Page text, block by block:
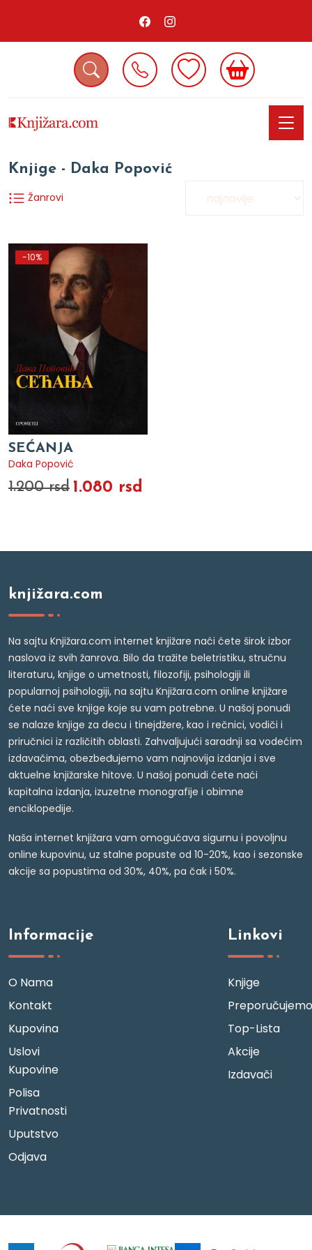
Knjige - Daka Popović
Žanrovi
-10%
SEĆANJA
Daka Popović
1.200 rsd 1.080 rsd
knjižara.com
Na sajtu Knjižara.com internet knjižare naći ćete širok izbor
naslova iz svih žanrova. Bilo da tražite beletristiku, stručnu
literaturu, knjige o umetnosti, filozofiji, psihologiji ili
popularnoj psihologiji, na sajtu Knjižara.com online knjižare
ćete naći sve knjige koje su vam potrebne. U našoj ponudi
se nalaze knjige za decu i tinejdžere, kao i rečnici, vodiči i
priručnici iz različitih oblasti. Zahvaljujući saradnji sa vodećim
izdavačima, obezbeđujemo vam najnovija izdanja i sve
aktuelne knjižarske hitove. U našoj ponudi ćete naći
kapitalna izdanja, izuzetne monografije i obimne
enciklopedije.
Naša internet knjižara vam omogućava sigurnu i povoljnu
online kupovinu, uz stalne popuste od 10-20%, kao i sezonske
akcije sa popustima od 30%, 40%, pa čak i 50%.
Informacije
O Nama
Kontakt
Kupovina
Uslovi
Kupovine
Polisa
Privatnosti
Uputstvo
Odjava
Linkovi
Knjige
Preporučujemo
Top-Lista
Akcije
Izdavači